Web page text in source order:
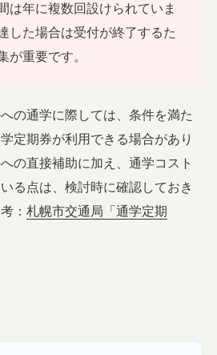
は年に複数回設けられていま
した場合は受付が終了するた
が重要です。
の通学に際しては、条件を満た
定期券が利用できる場合があり
の直接補助に加え、通学コスト
る点は、検討時に確認しておき
： 札幌市交通局「通学定期